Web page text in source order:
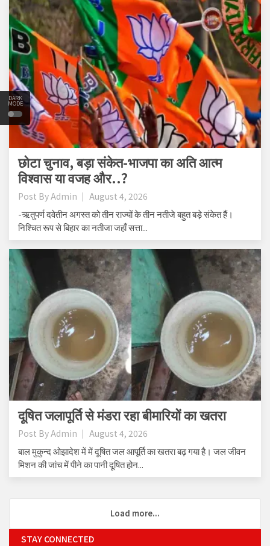
DARK
MODE
छोटा चुनाव, बड़ा संकेत-भाजपा का अति आत्म
विश्वास या वजह और..?
Post ByAdmin August 4, 2026
-ऋतुपर्ण दवेतीन अगस्त को तीन राज्यों के तीन नतीजे बहुत बड़े संकेत हैं।
निश्चित रूप से बिहार का नतीजा जहाँ सत्ता...
दूषित जलापूर्ति से मंडरा रहा बीमारियों का खतरा
Post ByAdmin August 4, 2026
बाल मुकुन्द ओझादेश में में दूषित जल आपूर्ति का खतरा बढ़ गया है। जल जीवन
मिशन की जांच में पीने का पानी दूषित होन...
Load more...
STAY CONNECTED